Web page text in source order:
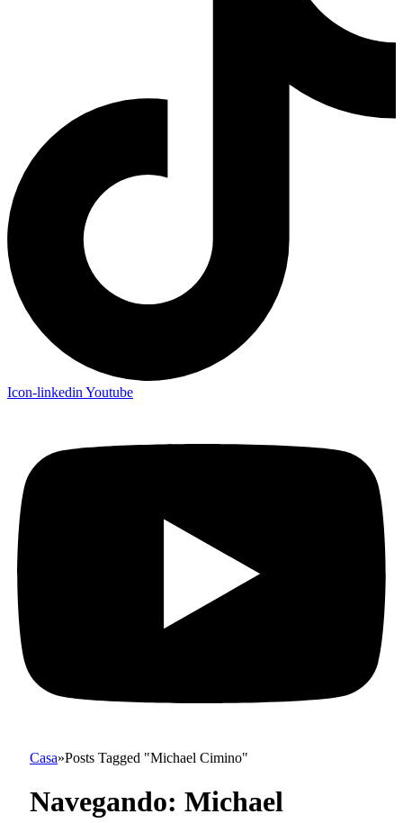
Icon-linkedin Youtube
Casa»Posts Tagged "Michael Cimino"
Navegando: Michael